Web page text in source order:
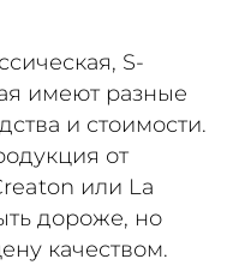
S-
имеют разные
и стоимости.
от
или La
дороже, но
качеством.